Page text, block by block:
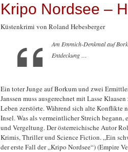
Kripo Nordsee –
Küstenkrimi von Roland Hebesberger
Am Emmich-Denkmal auf
Entdeckung …
Ein toter Junge auf Borkum und zwei
Janssen muss ausgerechnet mit Lasse
Leben zerstörte. Während sich alte Konflikte
Insel. Was als vermeintlicher Streich
und Vergeltung. Der österreichische Autor
Krimis, Thriller und Science Fiction. „Ein
der erste Fall der „Kripo Nordsee“) (Empire